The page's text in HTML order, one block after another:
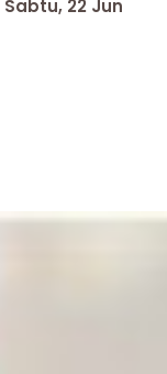
Sabtu, 22 Jun